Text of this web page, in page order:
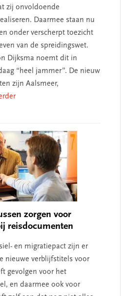
zij onvoldoende
Daarmee staan nu
onder verscherpt toezicht
van de spreidingswet.
Dijksma noemt dit in
“heel jammer”. De nieuw
zijn Aalsmeer,
zorgen voor
reisdocumenten
en migratiepact zijn er
nieuwe verblijfstitels voor
gevolgen voor het
en daarmee ook voor